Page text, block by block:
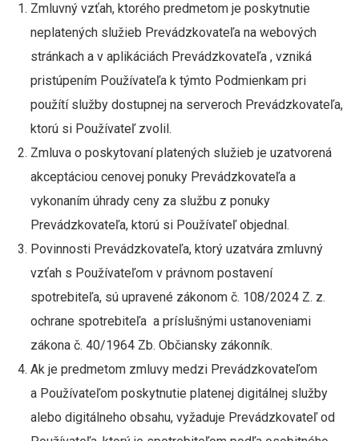
Zmluvný vzťah, ktorého predmetom je poskytnutie
neplatených služieb Prevádzkovateľa na webových
stránkach a v aplikáciách Prevádzkovateľa , vzniká
pristúpením Používateľa k týmto Podmienkam pri
použítí služby dostupnej na serveroch Prevádzkovateľa,
ktorú si Používateľ zvolil.
Zmluva o poskytovaní platených služieb je uzatvorená
akceptáciou cenovej ponuky Prevádzkovateľa a
vykonaním úhrady ceny za službu z ponuky
Prevádzkovateľa, ktorú si Používateľ objednal.
Povinnosti Prevádzkovateľa, ktorý uzatvára zmluvný
vzťah s Používateľom v právnom postavení
spotrebiteľa, sú upravené zákonom č. 108/2024 Z. z.
ochrane spotrebiteľa a príslušnými ustanoveniami
zákona č. 40/1964 Zb. Občiansky zákonník.
Ak je predmetom zmluvy medzi Prevádzkovateľom
a Používateľom poskytnutie platenej digitálnej služby
alebo digitálneho obsahu, vyžaduje Prevádzkovateľ od